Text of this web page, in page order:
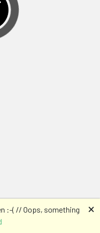
:-( // Oops, something
🗙